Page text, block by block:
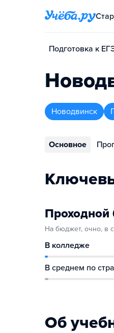
Подготовка к
Новодвинск
Основное
Проходной
На бюджет, очно, в
В колледже
В среднем по
Об